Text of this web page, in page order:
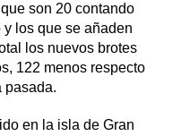
son 20 contando
los que se añaden
los nuevos brotes
122 menos respecto
pasada.
en la isla de Gran